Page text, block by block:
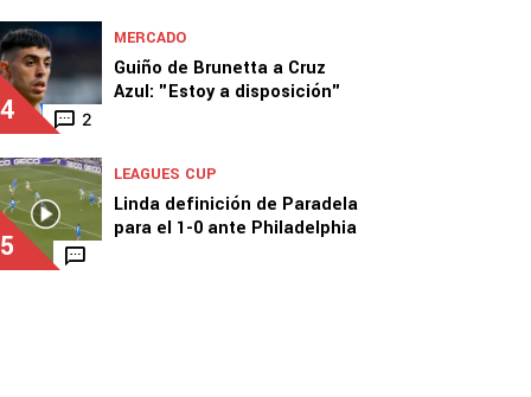
4 2
MERCADO
Guiño de Brunetta a Cruz
Azul: "Estoy a disposición"
5
LEAGUES CUP
Linda definición de Paradela
para el 1-0 ante Philadelphia